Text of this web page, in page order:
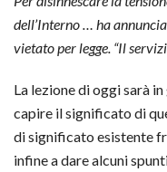
dell’Interno … ha
vietato per legge. “Il
La lezione di oggi sarà
capire il significato di
di significato esistente
infine a dare alcuni